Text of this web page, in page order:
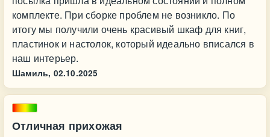
комплекте. При сборке проблем не возникло. По
итогу мы получили очень красивый шкаф для книг,
пластинок и настолок, который идеально вписался в
наш интерьер.
Шамиль, 02.10.2025
Отличная прихожая